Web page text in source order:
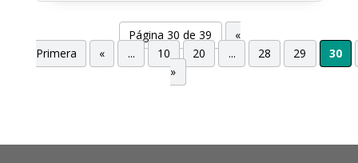
Página 30 de 39
«
Primera
« ... 10 20 ... 28 29
30
»